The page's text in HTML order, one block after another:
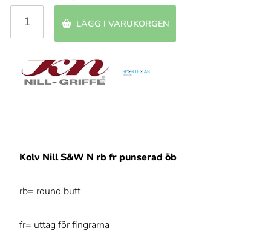
LÄGG I VARUKORGEN
Kolv Nill S&W N rb fr punserad öb
rb= round butt
fr= uttag för fingrarna